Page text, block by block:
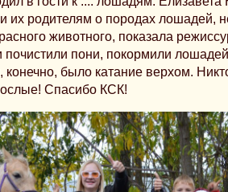
их родителям о породах лошадей,
животного, показала
почистили пони, покормили
было катание верхом.
Спасибо КСК!